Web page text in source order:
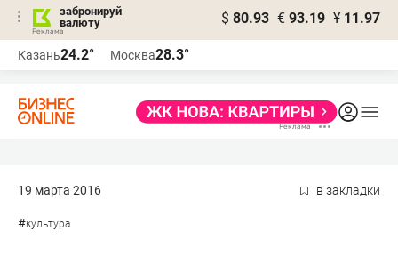
забронируй
валюту
$ 80.93 € 93.19 ¥ 11.97
Казань24.2° Москва28.3°
19 марта 2016 в закладки
#культура